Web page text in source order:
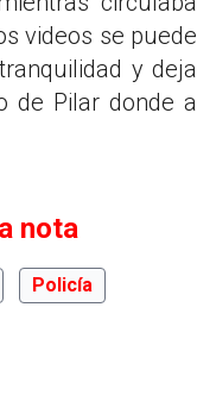
videos se puede
y deja
de Pilar donde a
nota
Policía